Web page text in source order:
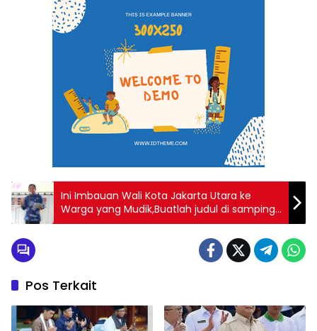
Ini Imbauan Wali Kota Jakarta Utara ke
Warga yang Mudik,Buatlah judul di samping
menjado lebih menarik
Pos Terkait